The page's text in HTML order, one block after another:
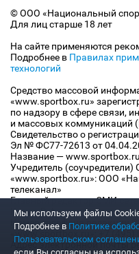
© ООО «Национальный
Для лиц старше 18 лет
На сайте применяются
Подробнее в Правилах
технологий
Средство массовой
«www.sportbox.ru»
по надзору в сфере связи,
и массовых коммуникаций
Свидетельство о
Эл № ФС77-72613 от
Название — www.sportbox.ru
Учредитель (соучредители)
«www.sportbox.ru»: ООО
телеканал»
Главный редактор СМИ
Конов В.А.
Номер телефона редакции
«www.sportbox.ru»: +7 (495)
Адрес электронной почты
Мы используем файлы Сookie
Подробнее в Политике
Пользовательском